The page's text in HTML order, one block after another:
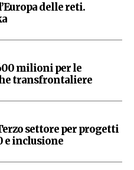
delle reti.
milioni per le
transfrontaliere
settore per progetti
e inclusione